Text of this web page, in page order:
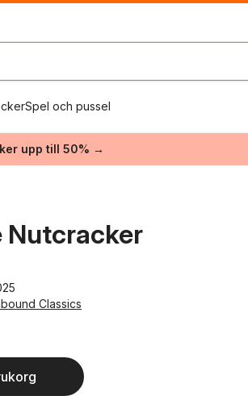
Spel och pussel
upp till 50% →
Nutcracker
Classics